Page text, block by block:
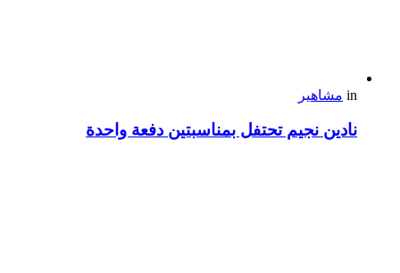
in مشاهير
نادين نجيم تحتفل بمناسبتين دفعة واحدة